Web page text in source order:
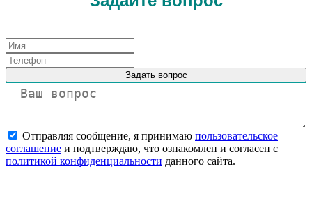
Задать вопрос
Отправляя сообщение, я принимаю пользовательское
соглашение и подтверждаю, что ознакомлен и согласен с
политикой конфиденциальности данного сайта.